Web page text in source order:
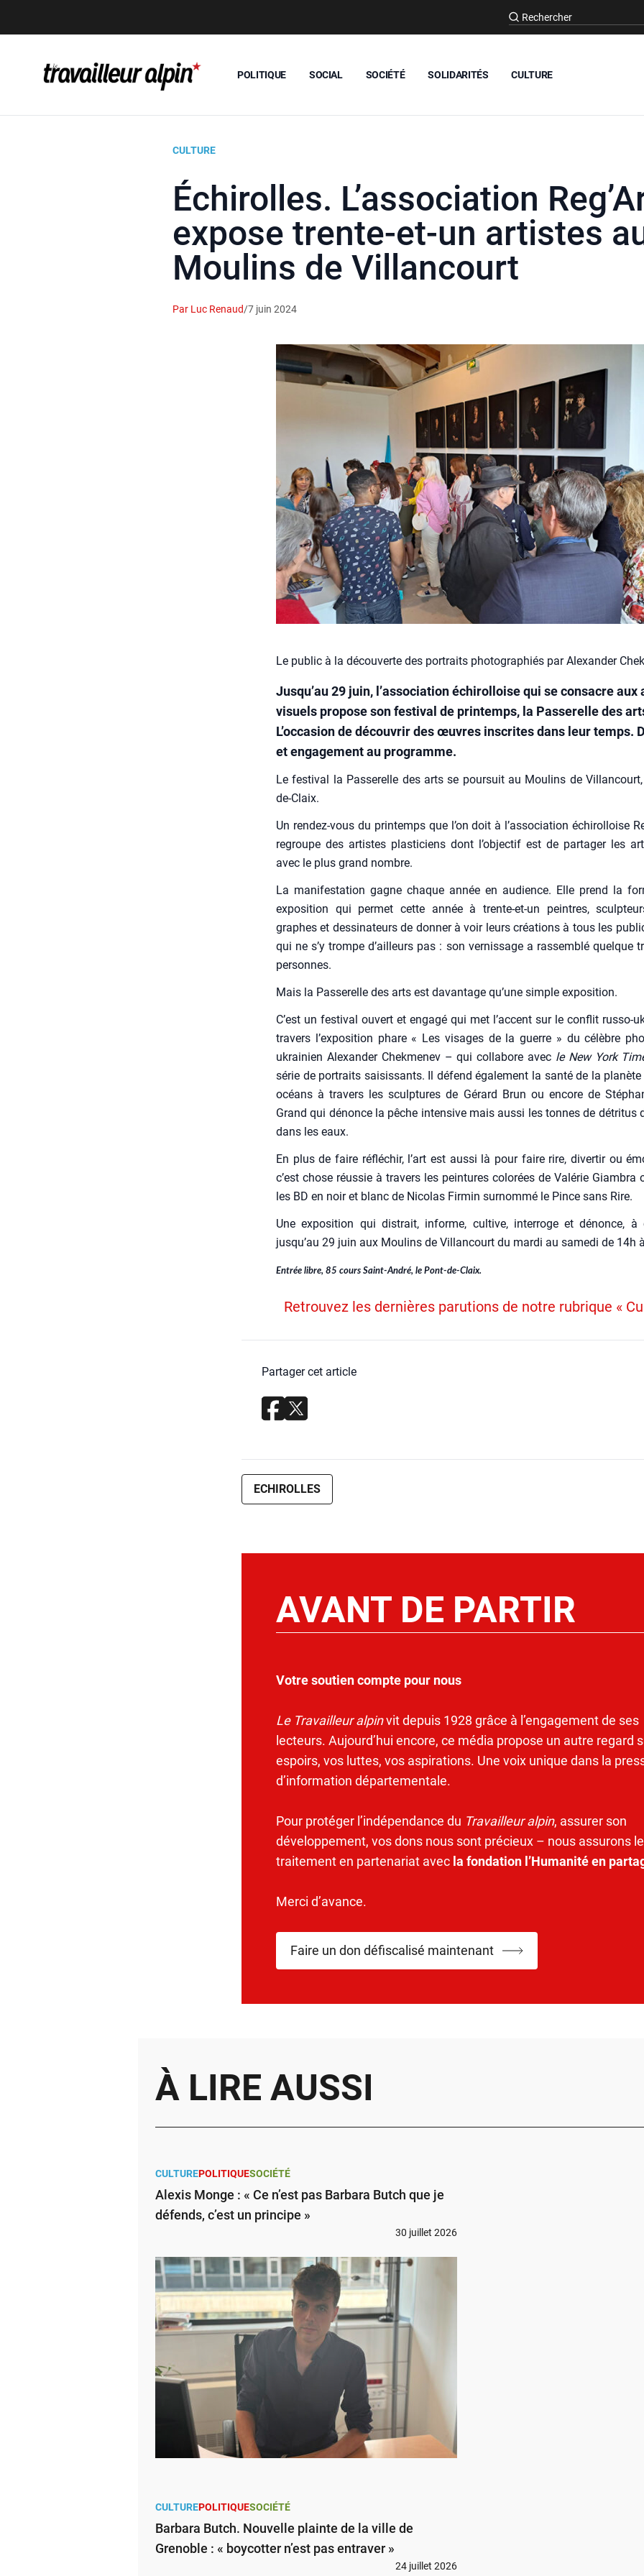
POLITIQUE SOCIAL SOCIÉTÉ SOLIDARITÉS CULTURE
CULTURE
Échirolles. L’association
expose trente-et-un artistes
Moulins de Villancourt
Par Luc Renaud/7 juin 2024
Le public à la découverte des portraits photographiés par Alexander
Jusqu’au 29 juin, l’association échirolloise qui se consacre aux
visuels propose son festival de printemps, la Passerelle des
L’occasion de découvrir des œuvres inscrites dans leur temps.
et engagement au programme.
Le fes­ti­val la Pas­se­relle des arts se pour­suit au Mou­lins de
de-Claix.
Un ren­dez-vous du prin­temps que l’on doit à l’association échi­rol­loise
regroupe des artistes plas­ti­ciens dont l’objectif est de par­ta­ger les
avec le plus grand nombre.
La mani­fes­ta­tion gagne chaque année en audience. Elle prend la
expo­si­tion qui per­met cette année à trente-et-un peintres,
graphes et des­si­na­teurs de don­ner à voir leurs créa­tions à tous les
qui ne s’y trompe d’ailleurs pas : son ver­nis­sage a ras­sem­blé quelque
per­sonnes.
Mais la Pas­se­relle des arts est davan­tage qu’une simple expo­si­tion.
C’est un fes­ti­val ouvert et enga­gé qui met l’accent sur le conflit rus­so-
tra­vers l’exposition phare « Les visages de la guerre » du célèbre
ukrai­nien Alexan­der Chek­me­nev – qui col­la­bore avec le New York
série de por­traits sai­sis­sants. Il défend éga­le­ment la san­té de la pla­nète
océans à tra­vers les sculp­tures de Gérard Brun ou encore de
Grand qui dénonce la pêche inten­sive mais aus­si les tonnes de détri­tus
dans les eaux.
En plus de faire réflé­chir, l’art est aus­si là pour faire rire, diver­tir ou
c’est chose réus­sie à tra­vers les pein­tures colo­rées de Valé­rie Giam­bra
les BD en noir et blanc de Nico­las Fir­min sur­nom­mé le Pince sans Rire.
Une expo­si­tion qui dis­trait, informe, cultive, inter­roge et dénonce, à
jusqu’au 29 juin aux Mou­lins de Vil­lan­court du mar­di au same­di de 14h
Entrée libre, 85 cours Saint-André, le Pont-de-Claix.
Retrouvez les dernières parutions de notre rubrique «
Partager cet article
ECHIROLLES
AVANT DE PARTIR
Votre soutien compte pour nous
Le Travailleur alpinvit depuis 1928 grâce à l’engagement de ses
lecteurs. Aujourd’hui encore, ce média propose un autre regard
espoirs, vos luttes, vos aspirations. Une voix unique dans la
d’information départementale.
Pour protéger l’indépendance du Travailleur alpin, assurer son
développement, vos dons nous sont précieux – nous assurons
traitement en partenariat avec la fondation l’Humanité en
Merci d’avance.
Faire un don défiscalisé maintenant
À LIRE AUSSI
CULTUREPOLITIQUESOCIÉTÉ
Alexis Monge : « Ce n’est pas Barbara Butch que je
défends, c’est un principe »
30 juillet 2026
CULTUREPOLITIQUESOCIÉTÉ
Barbara Butch. Nouvelle plainte de la ville de
Grenoble : « boycotter n’est pas entraver »
24 juillet 2026